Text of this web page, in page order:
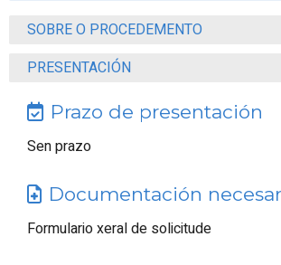
SOBRE O PROCEDEMENTO
PRESENTACIÓN
Prazo de presentación
Sen prazo
Documentación
Formulario xeral de solicitude